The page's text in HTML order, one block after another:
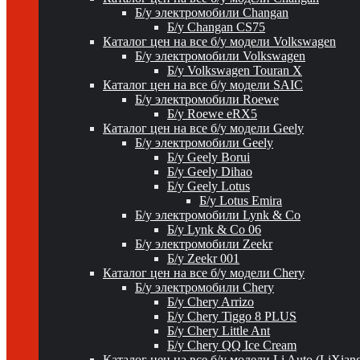
Б/у электромобили Changan
Б/у Changan CS75
Каталог цен на все б/у модели Volkswagen
Б/у электромобили Volkswagen
Б/у Volkswagen Touran X
Каталог цен на все б/у модели SAIC
Б/у электромобили Roewe
Б/у Roewe eRX5
Каталог цен на все б/у модели Geely
Б/у электромобили Geely
Б/у Geely Borui
Б/у Geely Dihao
Б/у Geely Lotus
Б/у Lotus Emira
Б/у электромобили Lynk & Co
Б/у Lynk & Co 06
Б/у электромобили Zeekr
Б/у Zeekr 001
Каталог цен на все б/у модели Chery
Б/у электромобили Chery
Б/у Chery Arrizo
Б/у Chery Tiggo 8 PLUS
Б/у Chery Little Ant
Б/у Chery QQ Ice Cream